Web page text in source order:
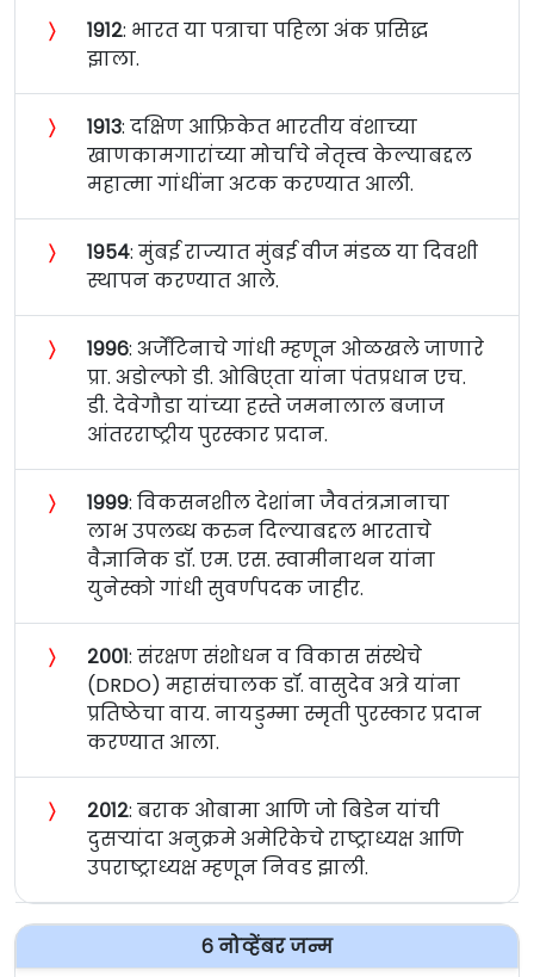
〉 १९१२: भारत या पत्राचा पहिला अंक प्रसिद्ध
झाला.
〉 १९१३: दक्षिण आफ्रिकेत भारतीय वंशाच्या
खाणकामगारांच्या मोर्चाचे नेतृत्त्व केल्याबद्दल
महात्मा गांधींना अटक करण्यात आली.
〉 १९५४: मुंबई राज्यात मुंबई वीज मंडळ या दिवशी
स्थापन करण्यात आले.
〉 १९९६: अर्जेंटिनाचे गांधी म्हणून ओळखले जाणारे
प्रा. अडोल्फो डी. ओबिए्ता यांना पंतप्रधान एच.
डी. देवेगौडा यांच्या हस्ते जमनालाल बजाज
आंतरराष्ट्रीय पुरस्कार प्रदान.
〉 १९९९: विकसनशील देशांना जैवतंत्रज्ञानाचा
लाभ उपलब्ध करुन दिल्याबद्दल भारताचे
वैज्ञानिक डॉ. एम. एस. स्वामीनाथन यांना
युनेस्को गांधी सुवर्णपदक जाहीर.
〉 २००१: संरक्षण संशोधन व विकास संस्थेचे
(DRDO) महासंचालक डॉ. वासुदेव अत्रे यांना
प्रतिष्ठेचा वाय. नायडुम्मा स्मृती पुरस्कार प्रदान
करण्यात आला.
〉 २०१२: बराक ओबामा आणि जो बिडेन यांची
दुसर्‍यांदा अनुक्रमे अमेरिकेचे राष्ट्राध्यक्ष आणि
उपराष्ट्राध्यक्ष म्हणून निवड झाली.
६ नोव्हेंबर जन्म